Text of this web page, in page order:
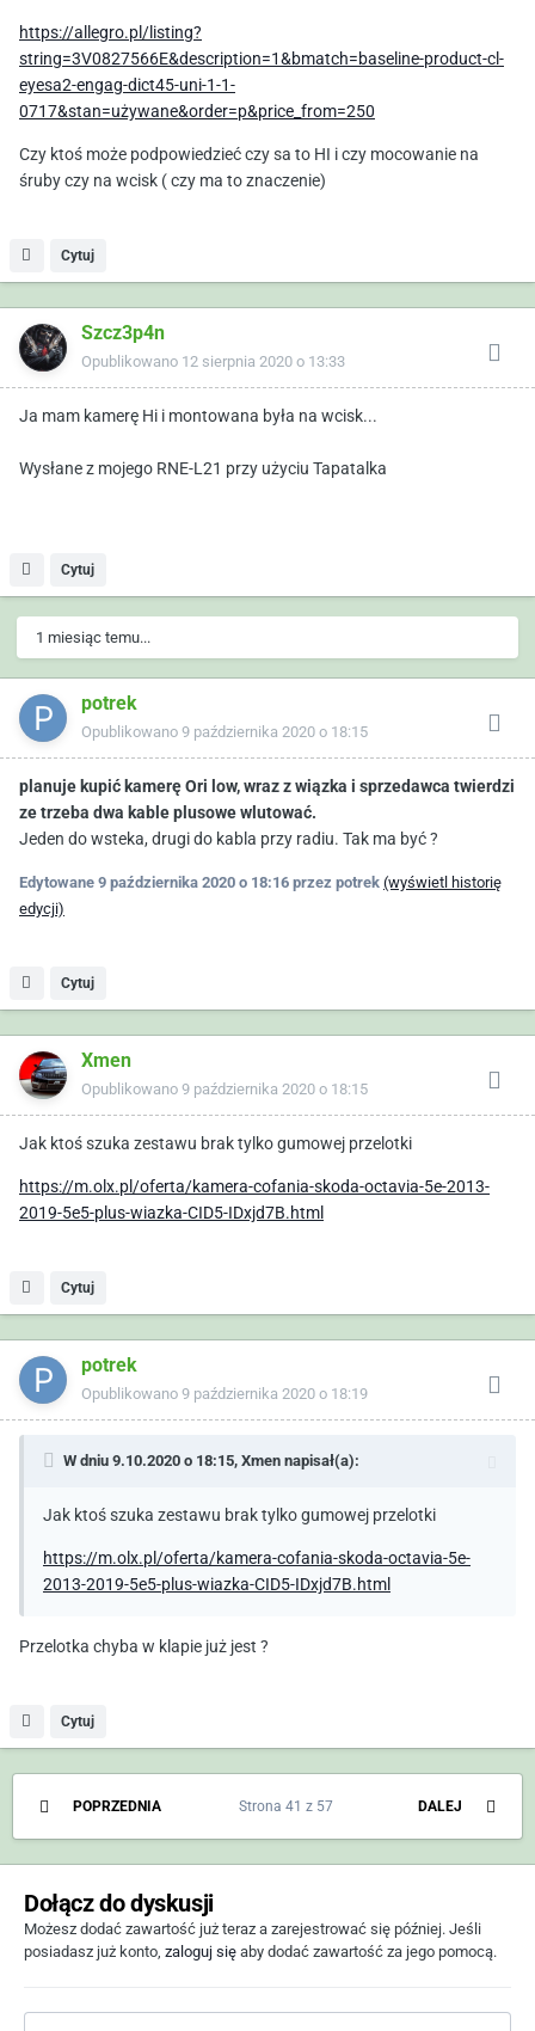
https://allegro.pl/listing?
string=3V0827566E&description=1&bmatch=baseline-product-cl-
eyesa2-engag-dict45-uni-1-1-
0717&stan=używane&order=p&price_from=250
Czy ktoś może podpowiedzieć czy sa to HI i czy mocowanie na
śruby czy na wcisk ( czy ma to znaczenie)
Cytuj
Szcz3p4n
Opublikowano 12 sierpnia 2020 o 13:33
Ja mam kamerę Hi i montowana była na wcisk...
Wysłane z mojego RNE-L21 przy użyciu Tapatalka
Cytuj
1 miesiąc temu...
potrek
Opublikowano 9 października 2020 o 18:15
planuje kupić kamerę Ori low, wraz z wiązka i sprzedawca twierdzi
ze trzeba dwa kable plusowe wlutować.
Jeden do wsteka, drugi do kabla przy radiu. Tak ma być ?
Edytowane 9 października 2020 o 18:16 przez potrek (wyświetl historię
edycji)
Cytuj
Xmen
Opublikowano 9 października 2020 o 18:15
Jak ktoś szuka zestawu brak tylko gumowej przelotki
https://m.olx.pl/oferta/kamera-cofania-skoda-octavia-5e-2013-
2019-5e5-plus-wiazka-CID5-IDxjd7B.html
Cytuj
potrek
Opublikowano 9 października 2020 o 18:19
W dniu 9.10.2020 o 18:15, Xmen napisał(a):
Jak ktoś szuka zestawu brak tylko gumowej przelotki
https://m.olx.pl/oferta/kamera-cofania-skoda-octavia-5e-
2013-2019-5e5-plus-wiazka-CID5-IDxjd7B.html
Przelotka chyba w klapie już jest ?
Cytuj
POPRZEDNIA DALEJ
Strona 41 z 57
Dołącz do dyskusji
Możesz dodać zawartość już teraz a zarejestrować się później. Jeśli
posiadasz już konto, zaloguj się aby dodać zawartość za jego pomocą.